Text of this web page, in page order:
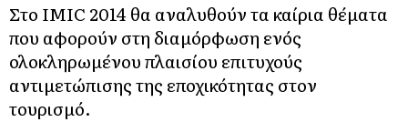
Στο IMIC 2014 θα αναλυθούν τα καίρια θέματα
που αφορούν στη διαμόρφωση ενός
ολοκληρωμένου πλαισίου επιτυχούς
αντιμετώπισης της εποχικότητας στον
τουρισμό.